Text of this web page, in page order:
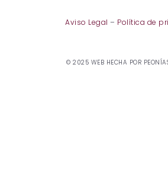
Aviso Legal – Política de
© 2025 WEB HECHA POR